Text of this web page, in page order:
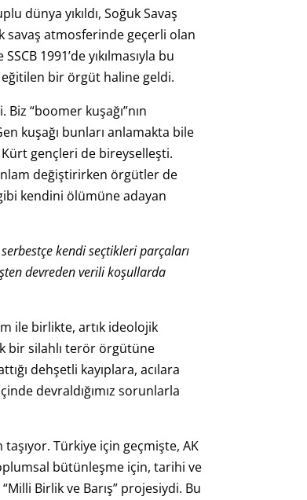
dünya yıkıldı, Soğuk Savaş
savaş atmosferinde geçerli olan
1991’de yıkılmasıyla bu
bir örgüt haline geldi.
“boomer kuşağı”nın
kuşağı bunları anlamakta bile
Kürt gençleri de bireyselleşti.
değiştirirken örgütler de
kendini ölümüne adayan
kendi seçtikleri parçaları
devreden verili koşullarda
ile birlikte, artık ideolojik
bir silahlı terör örgütüne
dehşetli kayıplara, acılara
devraldığımız sorunlarla
Türkiye için geçmişte, AK
bütünleşme için, tarihi ve
Birlik ve Barış” projesiydi. Bu